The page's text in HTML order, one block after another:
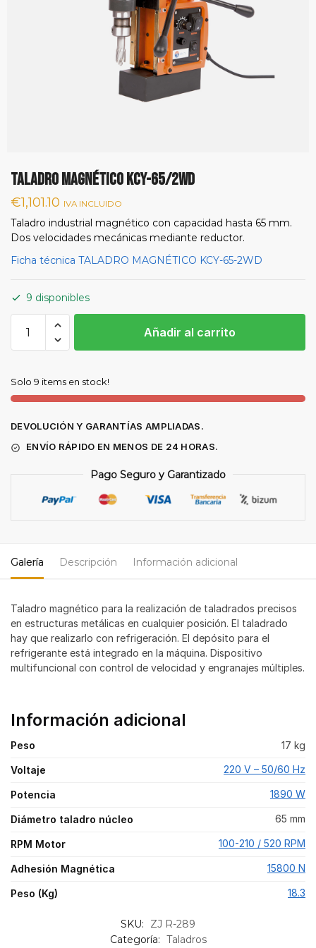
TALADRO MAGNÉTICO KCY-65/2WD
€1,101.10 IVA INCLUIDO
Taladro industrial magnético con capacidad hasta 65 mm.
Dos velocidades mecánicas mediante reductor.
Ficha técnica TALADRO MAGNÉTICO KCY-65-2WD
9 disponibles
TALADRO
MAGNÉTICO
cantidad
Añadir al carrito
Solo 9 items en stock!
DEVOLUCIÓN Y GARANTÍAS AMPLIADAS.
ENVÍO RÁPIDO EN MENOS DE 24 HORAS.
Pago Seguro y Garantizado
Galería Descripción Información adicional
Taladro magnético para la realización de taladrados precisos
en estructuras metálicas en cualquier posición. El taladrado
hay que realizarlo con refrigeración. El depósito para el
refrigerante está integrado en la máquina. Dispositivo
multifuncional con control de velocidad y engranajes múltiples.
Información adicional
Peso 17 kg
Voltaje 220 V – 50/60 Hz
Potencia 1890 W
Diámetro taladro núcleo 65 mm
RPM Motor 100-210 / 520 RPM
Adhesión Magnética 15800 N
Peso (Kg) 18.3
SKU:
ZJ R-289
Categoría: Taladros